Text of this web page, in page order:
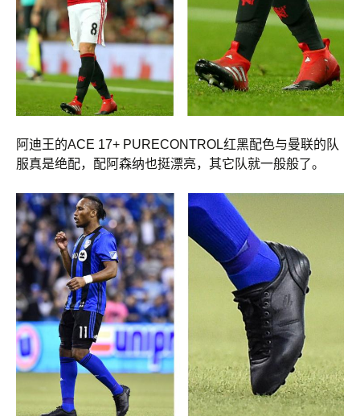
阿迪王的ACE 17+ PURECONTROL红黑配色与曼联的队
服真是绝配，配阿森纳也挺漂亮，其它队就一般般了。